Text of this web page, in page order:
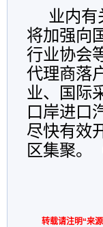
业内有
将加强向
行业协会
代理商落
业、国际
口岸进口
尽快有效
区集聚。
转载请注明“来